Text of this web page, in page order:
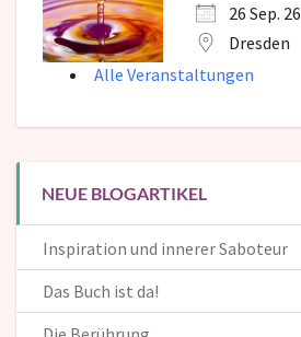
26 Sep. 26
Dresden
Alle Veranstaltungen
NEUE BLOGARTIKEL
Inspiration und innerer Saboteur
Das Buch ist da!